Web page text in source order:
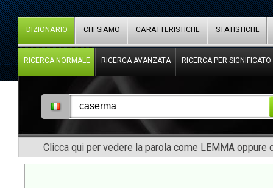
DIZIONARIO CHI SIAMO CARATTERISTICHE STATISTICHE
RICERCA NORMALE RICERCA AVANZATA RICERCA PER SIGNIFICATO
Clicca qui per vedere la parola come LEMMA oppure